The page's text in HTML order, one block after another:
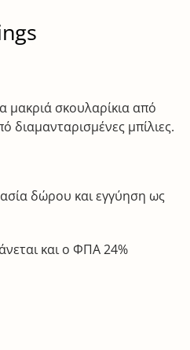
μακριά σκουλαρίκια από
διαμανταρισμένες μπίλιες.
δώρου και εγγύηση ως
και ο ΦΠΑ 24%